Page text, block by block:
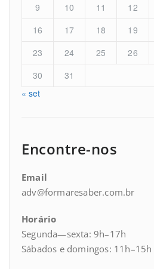
9
10 11 12
16
17 18 19
23
24 25 26
30
31
« set
Encontre-nos
Email
adv@formaresaber.com.br
Horário
Segunda—sexta: 9h–17h
Sábados e domingos: 11h–15h